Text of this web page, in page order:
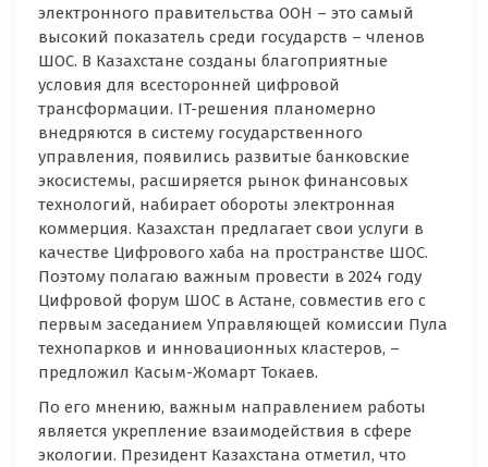
электронного правительства ООН – это самый
высокий показатель среди государств – членов
ШОС. В Казахстане созданы благоприятные
условия для всесторонней цифровой
трансформации. IT-решения планомерно
внедряются в систему государственного
управления, появились развитые банковские
экосистемы, расширяется рынок финансовых
технологий, набирает обороты электронная
коммерция. Казахстан предлагает свои услуги в
качестве Цифрового хаба на пространстве ШОС.
Поэтому полагаю важным провести в 2024 году
Цифровой форум ШОС в Астане, совместив его с
первым заседанием Управляющей комиссии Пула
технопарков и инновационных кластеров, –
предложил Касым-Жомарт Токаев.
По его мнению, важным направлением работы
является укрепление взаимодействия в сфере
экологии. Президент Казахстана отметил, что